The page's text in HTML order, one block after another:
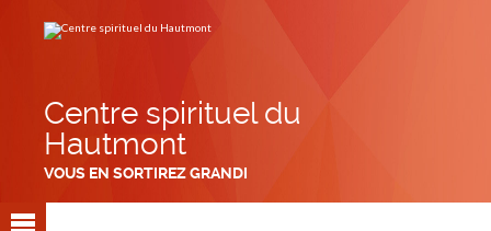
contenu.
Centre spirituel du
Hautmont
VOUS EN SORTIREZ GRANDI